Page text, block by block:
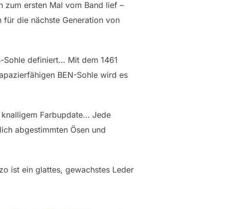
zum ersten Mal vom Band lief –
die nächste Generation von
Sohle definiert… Mit dem 1461
BEN-Sohle wird es
knalligem Farbupdate… Jede
abgestimmten Ösen und
ist ein glattes, gewachstes Leder